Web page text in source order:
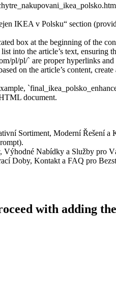
IKEA v Polsku“ section
box at the beginning of the
the article’s text, ensuring
pl/` are proper hyperlinks and
on the article’s content,
document.
Sortiment, Moderní Řešení a
Nabídky a Služby pro
Doby, Kontakt a FAQ pro
with adding